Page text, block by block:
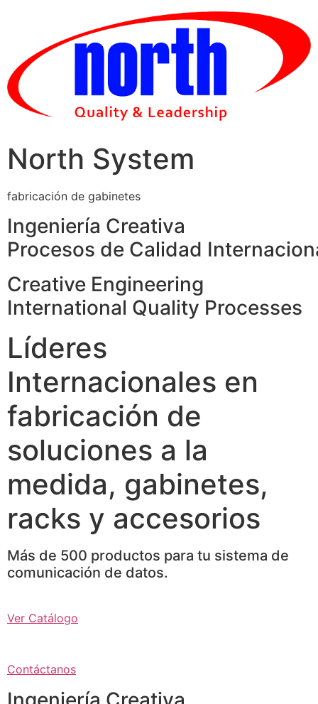
North System
fabricación de gabinetes
Ingeniería Creativa
Procesos de Calidad
Creative Engineering
International Quality Processes
Líderes
Internacionales en
fabricación de
soluciones a la
medida, gabinetes,
racks y accesorios
Más de 500 productos para tu sistema de
comunicación de datos.
Ver Catálogo
Contáctanos